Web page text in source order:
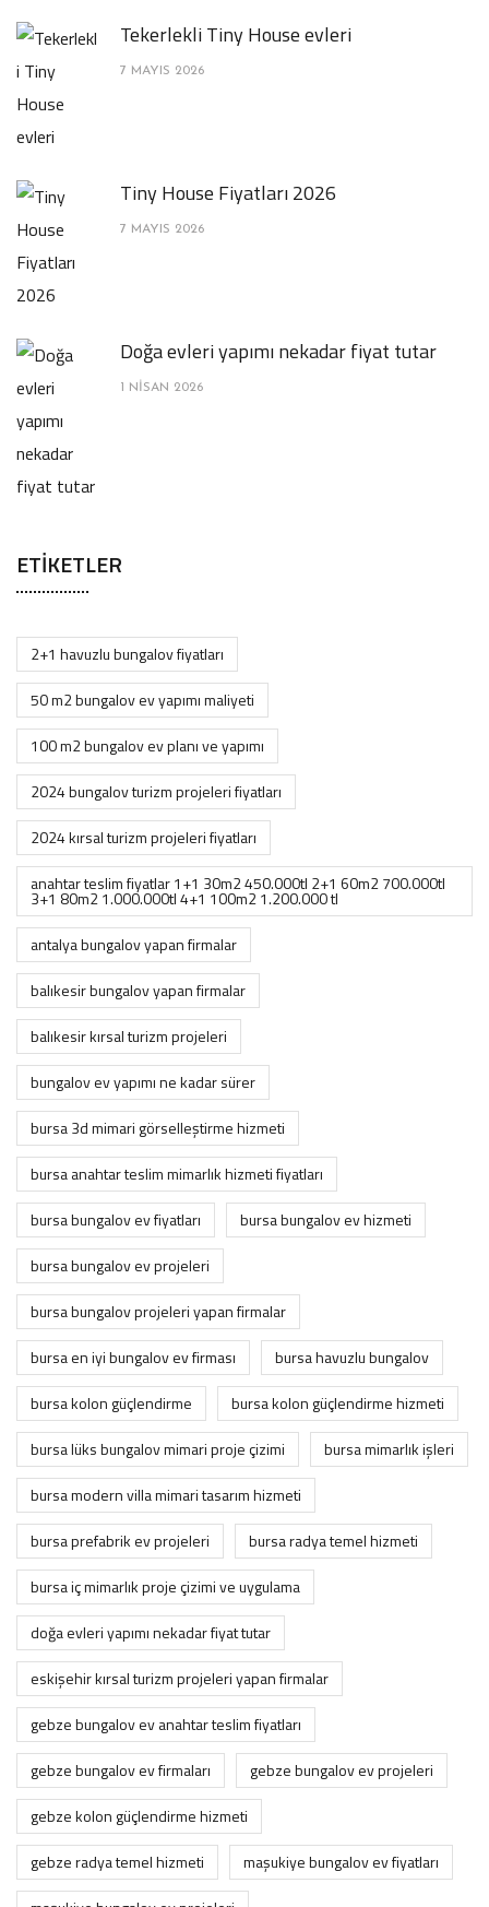
Tekerlekli Tiny House evleri
7 MAYIS 2026
Tiny House Fiyatları 2026
7 MAYIS 2026
Doğa evleri yapımı nekadar fiyat tutar
1 NISAN 2026
ETIKETLER
2+1 havuzlu bungalov fiyatları
50 m2 bungalov ev yapımı maliyeti
100 m2 bungalov ev planı ve yapımı
2024 bungalov turizm projeleri fiyatları
2024 kırsal turizm projeleri fiyatları
anahtar teslim fiyatlar 1+1 30m2 450.000tl 2+1 60m2 700.000tl
3+1 80m2 1.000.000tl 4+1 100m2 1.200.000 tl
antalya bungalov yapan firmalar
balıkesir bungalov yapan firmalar
balıkesir kırsal turizm projeleri
bungalov ev yapımı ne kadar sürer
bursa 3d mimari görselleştirme hizmeti
bursa anahtar teslim mimarlık hizmeti fiyatları
bursa bungalov ev fiyatları
bursa bungalov ev hizmeti
bursa bungalov ev projeleri
bursa bungalov projeleri yapan firmalar
bursa en iyi bungalov ev firması
bursa havuzlu bungalov
bursa kolon güçlendirme
bursa kolon güçlendirme hizmeti
bursa lüks bungalov mimari proje çizimi
bursa mimarlık i̇şleri
bursa modern villa mimari tasarım hizmeti
bursa prefabrik ev projeleri
bursa radya temel hizmeti
bursa i̇ç mimarlık proje çizimi ve uygulama
doğa evleri yapımı nekadar fiyat tutar
eskişehir kırsal turizm projeleri yapan firmalar
gebze bungalov ev anahtar teslim fiyatları
gebze bungalov ev firmaları
gebze bungalov ev projeleri
gebze kolon güçlendirme hizmeti
gebze radya temel hizmeti
maşukiye bungalov ev fiyatları